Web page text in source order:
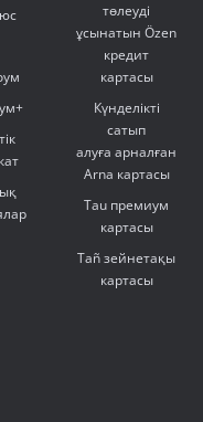
төлеуді
ұсынатын Özen
кредит
картасы
Күнделікті
сатып
алуға арналған
Arna картасы
Tau премиум
картасы
Tañ зейнетақы
картасы